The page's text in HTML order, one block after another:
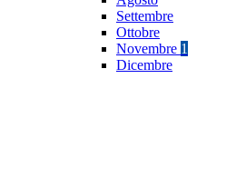
Settembre
Ottobre
Novembre 1
Dicembre